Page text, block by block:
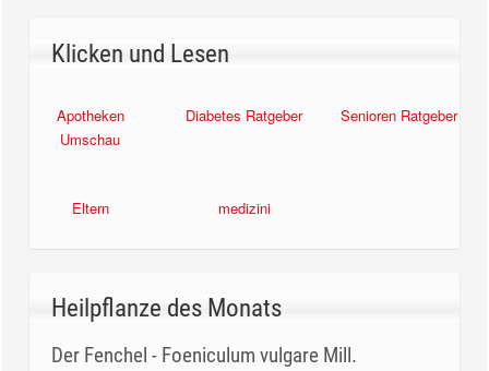
Klicken und Lesen
Apotheken
Umschau
Diabetes Ratgeber Senioren Ratgeber
Eltern medizini
Heilpflanze des Monats
Der Fenchel - Foeniculum vulgare Mill.